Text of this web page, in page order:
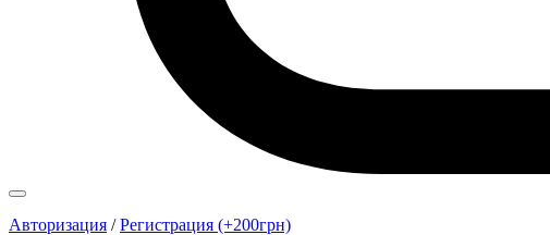
Авторизация /Регистрация (+200грн)